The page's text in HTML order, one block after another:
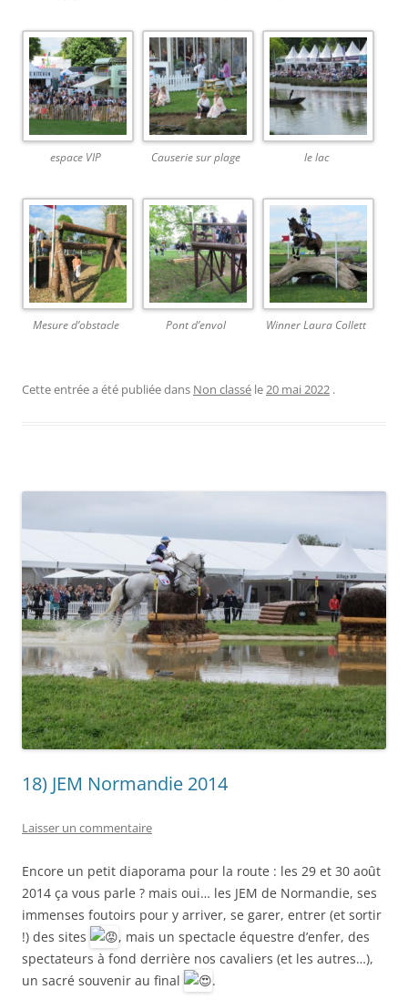
espace VIP Causerie sur plage le lac
Mesure d’obstacle Pont d’envol Winner Laura Collett
Cette entrée a été publiée dans Non classé le20 mai 2022 .
18) JEM Normandie 2014
Laisser un commentaire
Encore un petit diaporama pour la route : les 29 et 30 août
2014 ça vous parle ? mais oui… les JEM de Normandie, ses
immenses foutoirs pour y arriver, se garer, entrer (et sortir
!) des sites
, mais un spectacle équestre d’enfer, des
spectateurs à fond derrière nos cavaliers (et les autres…),
un sacré souvenir au final
.